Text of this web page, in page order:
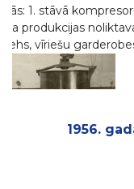
1. stāvā
produkcijas
vīriešu
1956.